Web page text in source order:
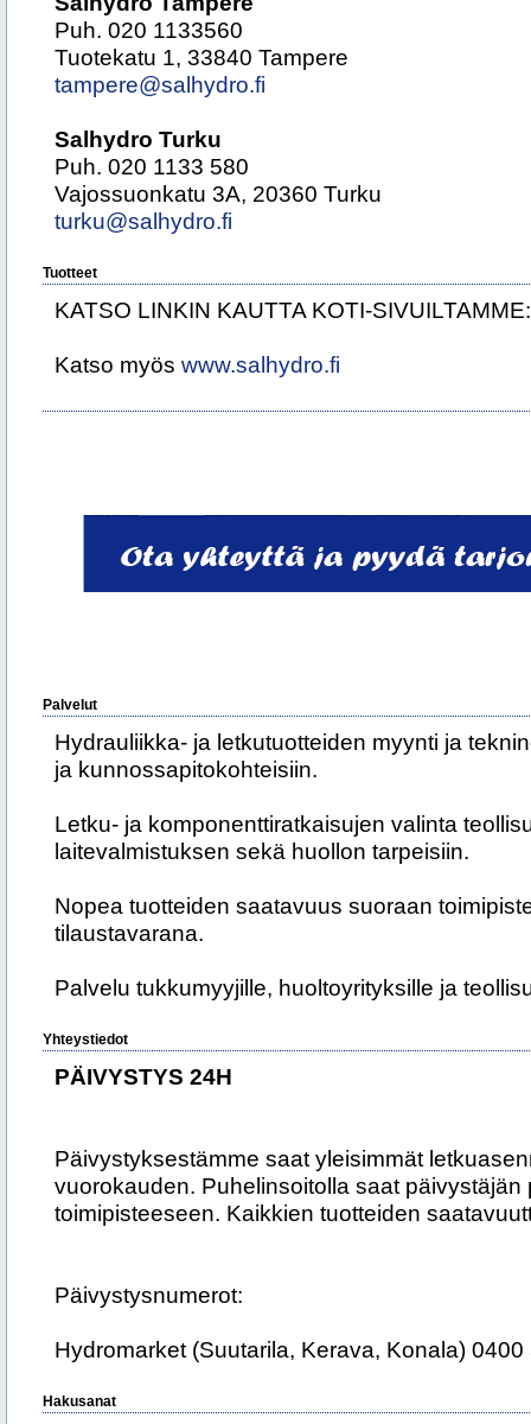
Puh. 020 1133560
Tuotekatu 1, 33840 Tampere
tampere@salhydro.fi
Salhydro Turku
Puh. 020 1133 580
Vajossuonkatu 3A, 20360 Turku
turku@salhydro.fi
Tuotteet
KATSO LINKIN KAUTTA KOTI-
Katso myös www.salhydro.fi
Palvelut
Hydrauliikka- ja letkutuotteiden myynti ja
ja kunnossapitokohteisiin.
Letku- ja komponenttiratkaisujen valinta
laitevalmistuksen sekä huollon tarpeisiin.
Nopea tuotteiden saatavuus suoraan
tilaustavarana.
Palvelu tukkumyyjille, huoltoyrityksille ja
Yhteystiedot
PÄIVYSTYS 24H
Päivystyksestämme saat yleisimmät
vuorokauden. Puhelinsoitolla saat
toimipisteeseen. Kaikkien tuotteiden
Päivystysnumerot:
Hydromarket (Suutarila, Kerava, Konala)
Hakusanat